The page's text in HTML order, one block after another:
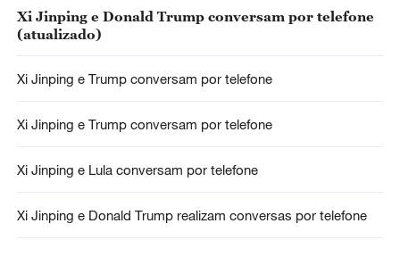
Xi Jinping e Donald Trump conversam por telefone
(atualizado)
Xi Jinping e Trump conversam por telefone
Xi Jinping e Trump conversam por telefone
Xi Jinping e Lula conversam por telefone
Xi Jinping e Donald Trump realizam conversas por telefone